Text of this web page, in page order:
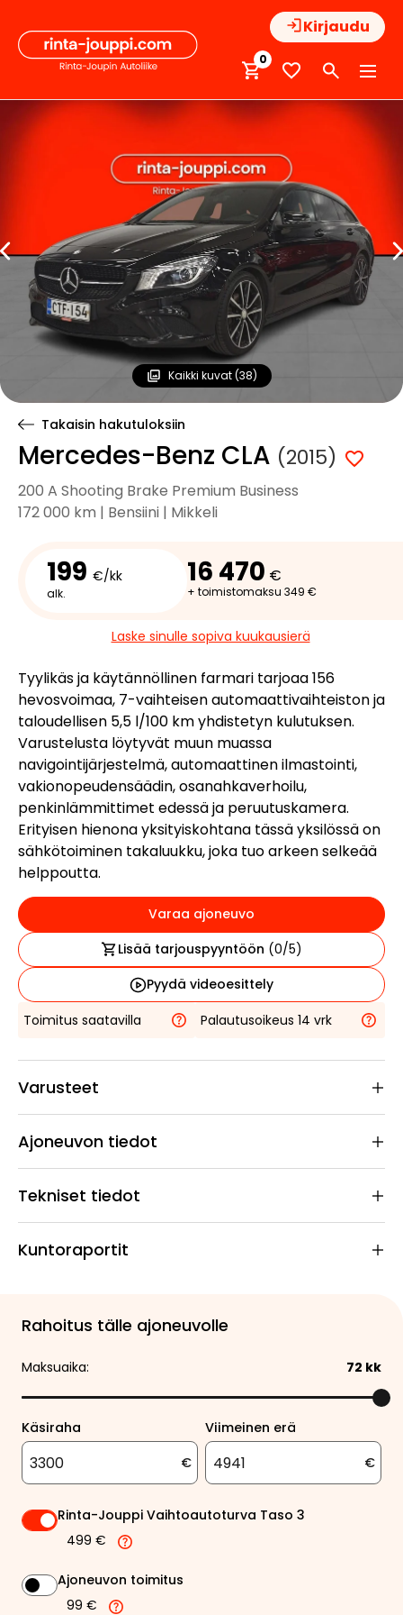
sisältöön
Kirjaudu
0
Kaikki kuvat (38)
Takaisin hakutuloksiin
Mercedes-Benz CLA (2015)
200 A Shooting Brake Premium Business
172 000 km | Bensiini | Mikkeli
199 €/kk
alk.
16 470 €
+ toimistomaksu 349 €
Laske sinulle sopiva kuukausierä
Tyylikäs ja käytännöllinen farmari tarjoaa 156
hevosvoimaa, 7-vaihteisen automaattivaihteiston ja
taloudellisen 5,5 l/100 km yhdistetyn kulutuksen.
Varustelusta löytyvät muun muassa
navigointijärjestelmä, automaattinen ilmastointi,
vakionopeudensäädin, osanahkaverhoilu,
penkinlämmittimet edessä ja peruutuskamera.
Erityisen hienona yksityiskohtana tässä yksilössä on
sähkötoiminen takaluukku, joka tuo arkeen selkeää
helppoutta.
Varaa ajoneuvo
Lisää tarjouspyyntöön (0/5)
Pyydä videoesittely
Toimitus saatavilla
Palautusoikeus 14 vrk
Varusteet
Ajoneuvon tiedot
Tekniset tiedot
Kuntoraportit
Rahoitus tälle ajoneuvolle
Maksuaika: 72 kk
Käsiraha
€
Viimeinen erä
€
Rinta-Jouppi Vaihtoautoturva Taso 3
499 €
Ajoneuvon toimitus
99 €